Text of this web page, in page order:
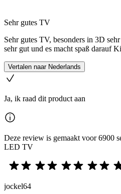
Sehr gutes TV
Sehr gutes TV, besonders in 3D
sehr gut und es macht spaß darauf
Vertalen naar Nederlands
Ja, ik raad dit product aan
Deze review is gemaakt voor 6900
LED TV
jockel64